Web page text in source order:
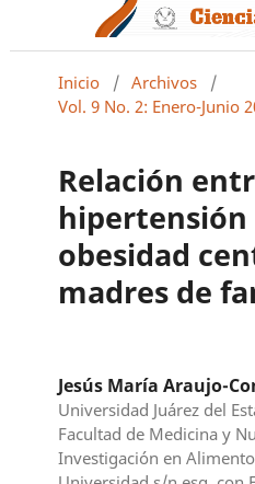
Inicio / Archivos
/
Vol. 9 No. 2: Enero-Junio
Relación
obesidad
madres de
Jesús María Araujo-
Universidad Juárez del
Facultad de Medicina y
Investigación en